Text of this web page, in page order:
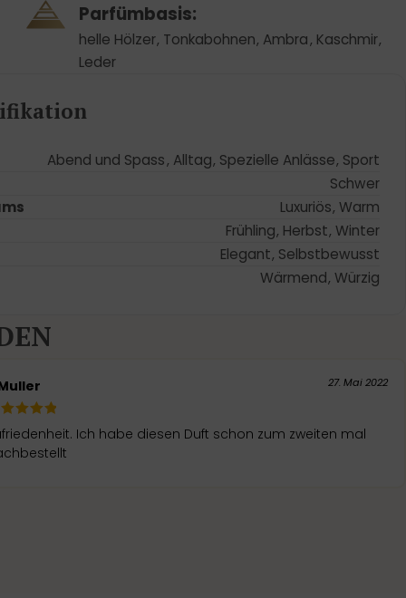
Parfümbasis:
helle Hölzer, Tonkabohnen, Ambra, Kaschmir,
Leder
Abend und Spass, Alltag, Spezielle Anlässe, Sport
Schwer
Luxuriös, Warm
Frühling, Herbst, Winter
Elegant, Selbstbewusst
Wärmend, Würzig
27. Mai 2022
Ich habe diesen Duft schon zum zweiten mal